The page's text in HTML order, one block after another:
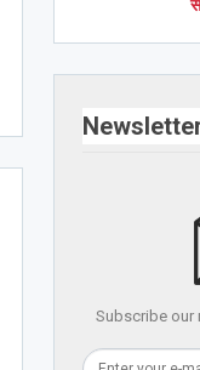
Subscribe our